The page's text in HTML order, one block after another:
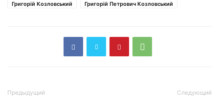
Григорій Козловський
Григорій Петрович Козловський
Предыдущий Следующий